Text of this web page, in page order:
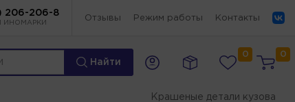
206-206-8
ИНОМАРКИ
Отзывы Режим работы Контакты
Найти
0 0
Крашеные детали кузова